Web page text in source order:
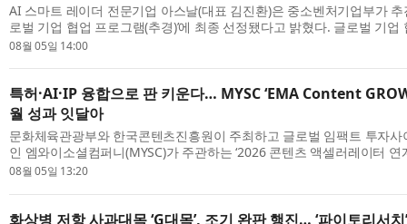
AI 스마트 레이더 전문기업 아스날(대표 김진환)은 중소벤처기업부가 추
로벌 기업 협업 프로그램(추경)’에 최종 선정됐다고 밝혔다. 글로벌 기업
내 유망 스타트업이 세계적인 기술 ...
08월 05일 14:00
특허·AI·IP 융합으로 판 키운다… MYSC ‘EMA Content
월 성과 잇달아
문화체육관광부와 한국콘텐츠진흥원이 주최하고 글로벌 임팩트 투자
인 엠와이소셜컴퍼니(MYSC)가 주관하는 ‘2026 콘텐츠 액셀러레이터
2026 EMA Content GROW+’ 참여 기업들이 올 6~...
08월 05일 13:20
화상병 저항 사과대목 ‘G대목’, 조기 완판 행진… ‘파이토리서